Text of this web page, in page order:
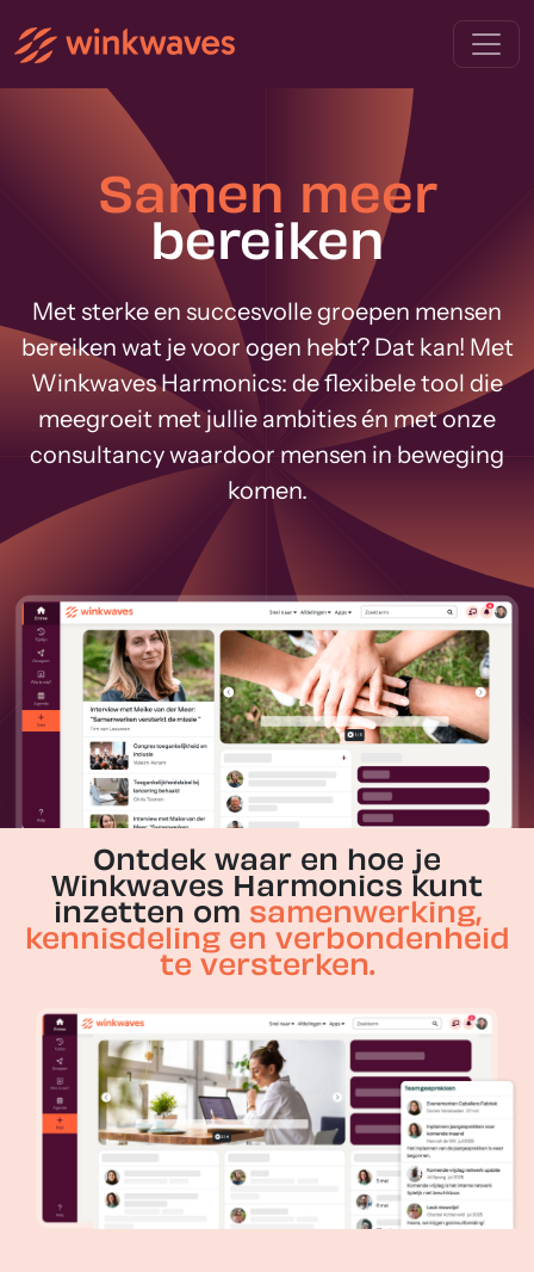
Samen meer
bereiken
Met sterke en succesvolle groepen mensen
bereiken wat je voor ogen hebt? Dat kan! Met
Winkwaves Harmonics: de flexibele tool die
meegroeit met jullie ambities én met onze
consultancy waardoor mensen in beweging
komen.
Ontdek waar en hoe je
Winkwaves Harmonics kunt
inzetten om samenwerking,
kennisdeling en verbondenheid
te versterken.